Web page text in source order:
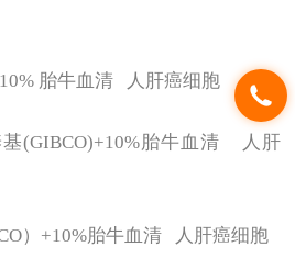
胎牛血清 人肝癌细胞
(GIBCO)+10%胎牛血清 人肝
）+10%胎牛血清 人肝癌细胞